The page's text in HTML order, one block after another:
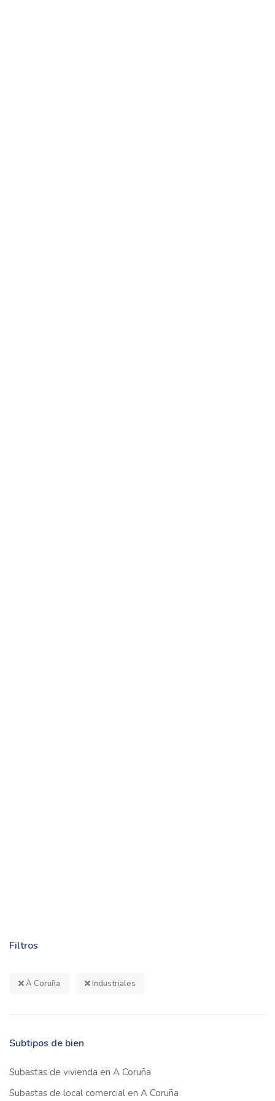
Filtros
A Coruña Industriales
Subtipos de bien
Subastas de vivienda en A Coruña
Subastas de local comercial en A Coruña